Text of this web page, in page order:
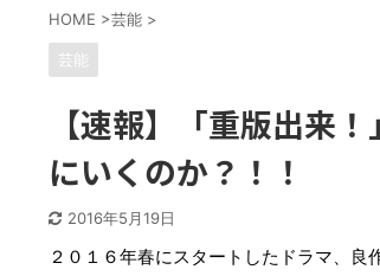
HOME >芸能 >
芸能
【速報】「重版出来
にいくのか？！！
2016年5月19日
２０１６年春にスタートしたドラマ、